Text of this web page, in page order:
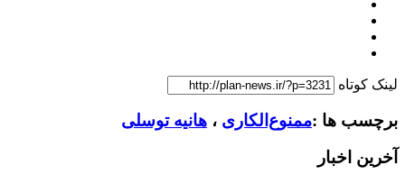
لینک کوتاه
برچسب ها :ممنوع‌الکاری ، هانیه توسلی
آخرین اخبار